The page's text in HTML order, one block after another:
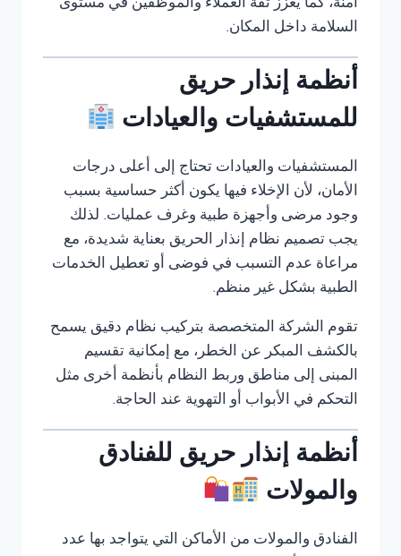
آمنة، كما يعزز ثقة العملاء والموظفين في مستوى
السلامة داخل المكان.
أنظمة إنذار حريق
للمستشفيات والعيادات
المستشفيات والعيادات تحتاج إلى أعلى درجات
الأمان، لأن الإخلاء فيها يكون أكثر حساسية بسبب
وجود مرضى وأجهزة طبية وغرف عمليات. لذلك
يجب تصميم نظام إنذار الحريق بعناية شديدة، مع
مراعاة عدم التسبب في فوضى أو تعطيل الخدمات
الطبية بشكل غير منظم.
تقوم الشركة المتخصصة بتركيب نظام دقيق يسمح
بالكشف المبكر عن الخطر، مع إمكانية تقسيم
المبنى إلى مناطق وربط النظام بأنظمة أخرى مثل
التحكم في الأبواب أو التهوية عند الحاجة.
أنظمة إنذار حريق للفنادق
والمولات
الفنادق والمولات من الأماكن التي يتواجد بها عدد